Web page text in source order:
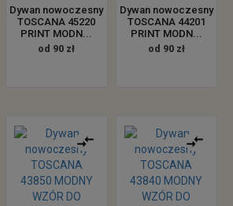
Dywan nowoczesny
TOSCANA 45220
PRINT MODN...
od 90 zł
Dywan nowoczesny
TOSCANA 44201
PRINT MODN...
od 90 zł